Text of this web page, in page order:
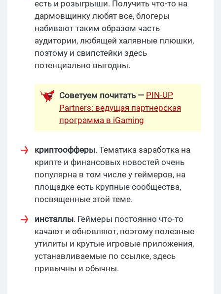
есть и розыгрыши. Получить что-то на
дармовщинку любят все, блогеры
набивают таким образом часть
аудитории, любящей халявные плюшки,
поэтому и свипстейки здесь
потенциально выгодны.
Советуем почитать — PIN-UP
Partners: ведущая партнерская
программа в iGaming
криптоофферы. Тематика заработка на
крипте и финансовых новостей очень
популярна в том числе у геймеров, на
площадке есть крупные сообщества,
посвященные этой теме.
инсталлы. Геймеры постоянно что-то
качают и обновляют, поэтому полезные
утилиты и крутые игровые приложения,
устанавливаемые по ссылке, здесь
привычны и обычны.